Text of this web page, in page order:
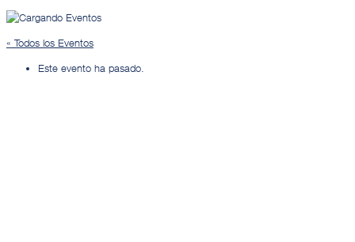
« Todos los Eventos
Este evento ha pasado.